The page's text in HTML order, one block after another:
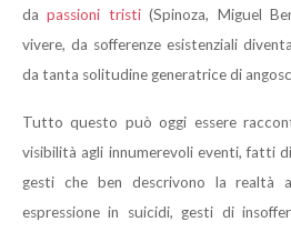
dapassioni tristi(Spinoza, Miguel
vivere, da sofferenze esistenziali
da tanta solitudine generatrice di
Tutto questo può oggi essere
visibilità agli innumerevoli eventi, fatti
gesti che ben descrivono la realtà
espressione in suicidi, gesti di